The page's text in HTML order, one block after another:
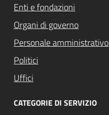
Enti e fondazioni
Organi di governo
Personale amministrativo
Politici
Uffici
CATEGORIE DI SERVIZIO